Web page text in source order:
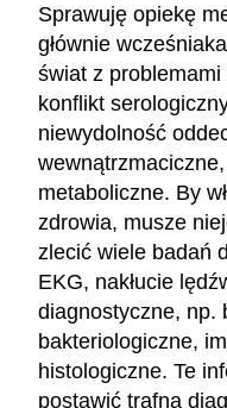
Sprawuję opiekę
głównie
świat z
konflikt
niewydolność
metaboliczne. By
zdrowia, musze
zlecić wiele badań
EKG, nakłucie
diagnostyczne, np.
bakteriologiczne,
histologiczne. Te
postawić trafną